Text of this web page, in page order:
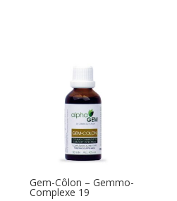
Gem-Côlon – Gemmo-
Complexe 19